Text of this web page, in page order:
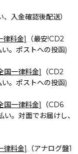
入金確認後配送）
律料金]
（最安!CD2
。ポストへの投函)
国一律料金]
（CD2
。ポストへの投函)
国一律料金]
（CD6
。対面でお届けし、
律料金]
（アナログ盤1